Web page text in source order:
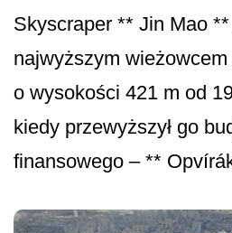
Skyscraper ** Jin Mao **
najwyższym
o wysokości 421 m od
kiedy przewyższył go
finansowego – **